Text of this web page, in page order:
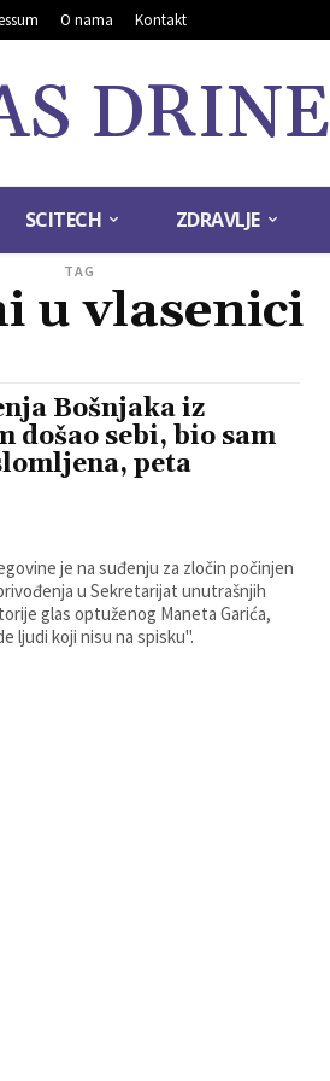
O nama Kontakt
DRINE
SCITECH ZDRAVLJE
TAG
u vlasenici
Bošnjaka iz
došao sebi, bio sam
peta
je na suđenju za zločin počinjen
u Sekretarijat unutrašnjih
glas optuženog Maneta Garića,
ljudi koji nisu na spisku".